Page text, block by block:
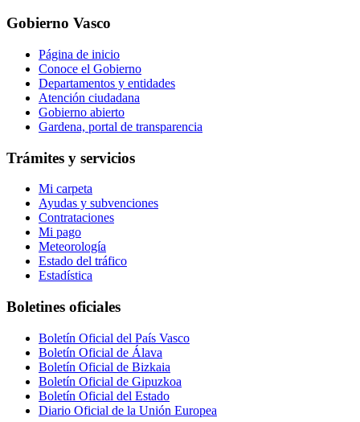
Gobierno Vasco
Página de inicio
Conoce el Gobierno
Departamentos y entidades
Atención ciudadana
Gobierno abierto
Gardena, portal de transparencia
Trámites y servicios
Mi carpeta
Ayudas y subvenciones
Contrataciones
Mi pago
Meteorología
Estado del tráfico
Estadística
Boletines oficiales
Boletín Oficial del País Vasco
Boletín Oficial de Álava
Boletín Oficial de Bizkaia
Boletín Oficial de Gipuzkoa
Boletín Oficial del Estado
Diario Oficial de la Unión Europea